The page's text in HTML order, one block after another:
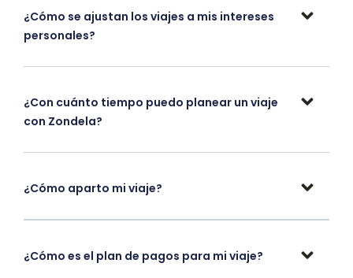
¿Cómo se ajustan los viajes a mis intereses
personales?
¿Con cuánto tiempo puedo planear un viaje
con Zondela?
¿Cómo aparto mi viaje?
¿Cómo es el plan de pagos para mi viaje?